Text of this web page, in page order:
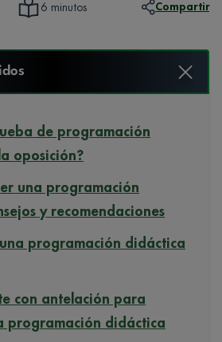
6 minutos Compartir
de programación
oposición?
una programación
y recomendaciones
programación didáctica
con antelación para
programación didáctica